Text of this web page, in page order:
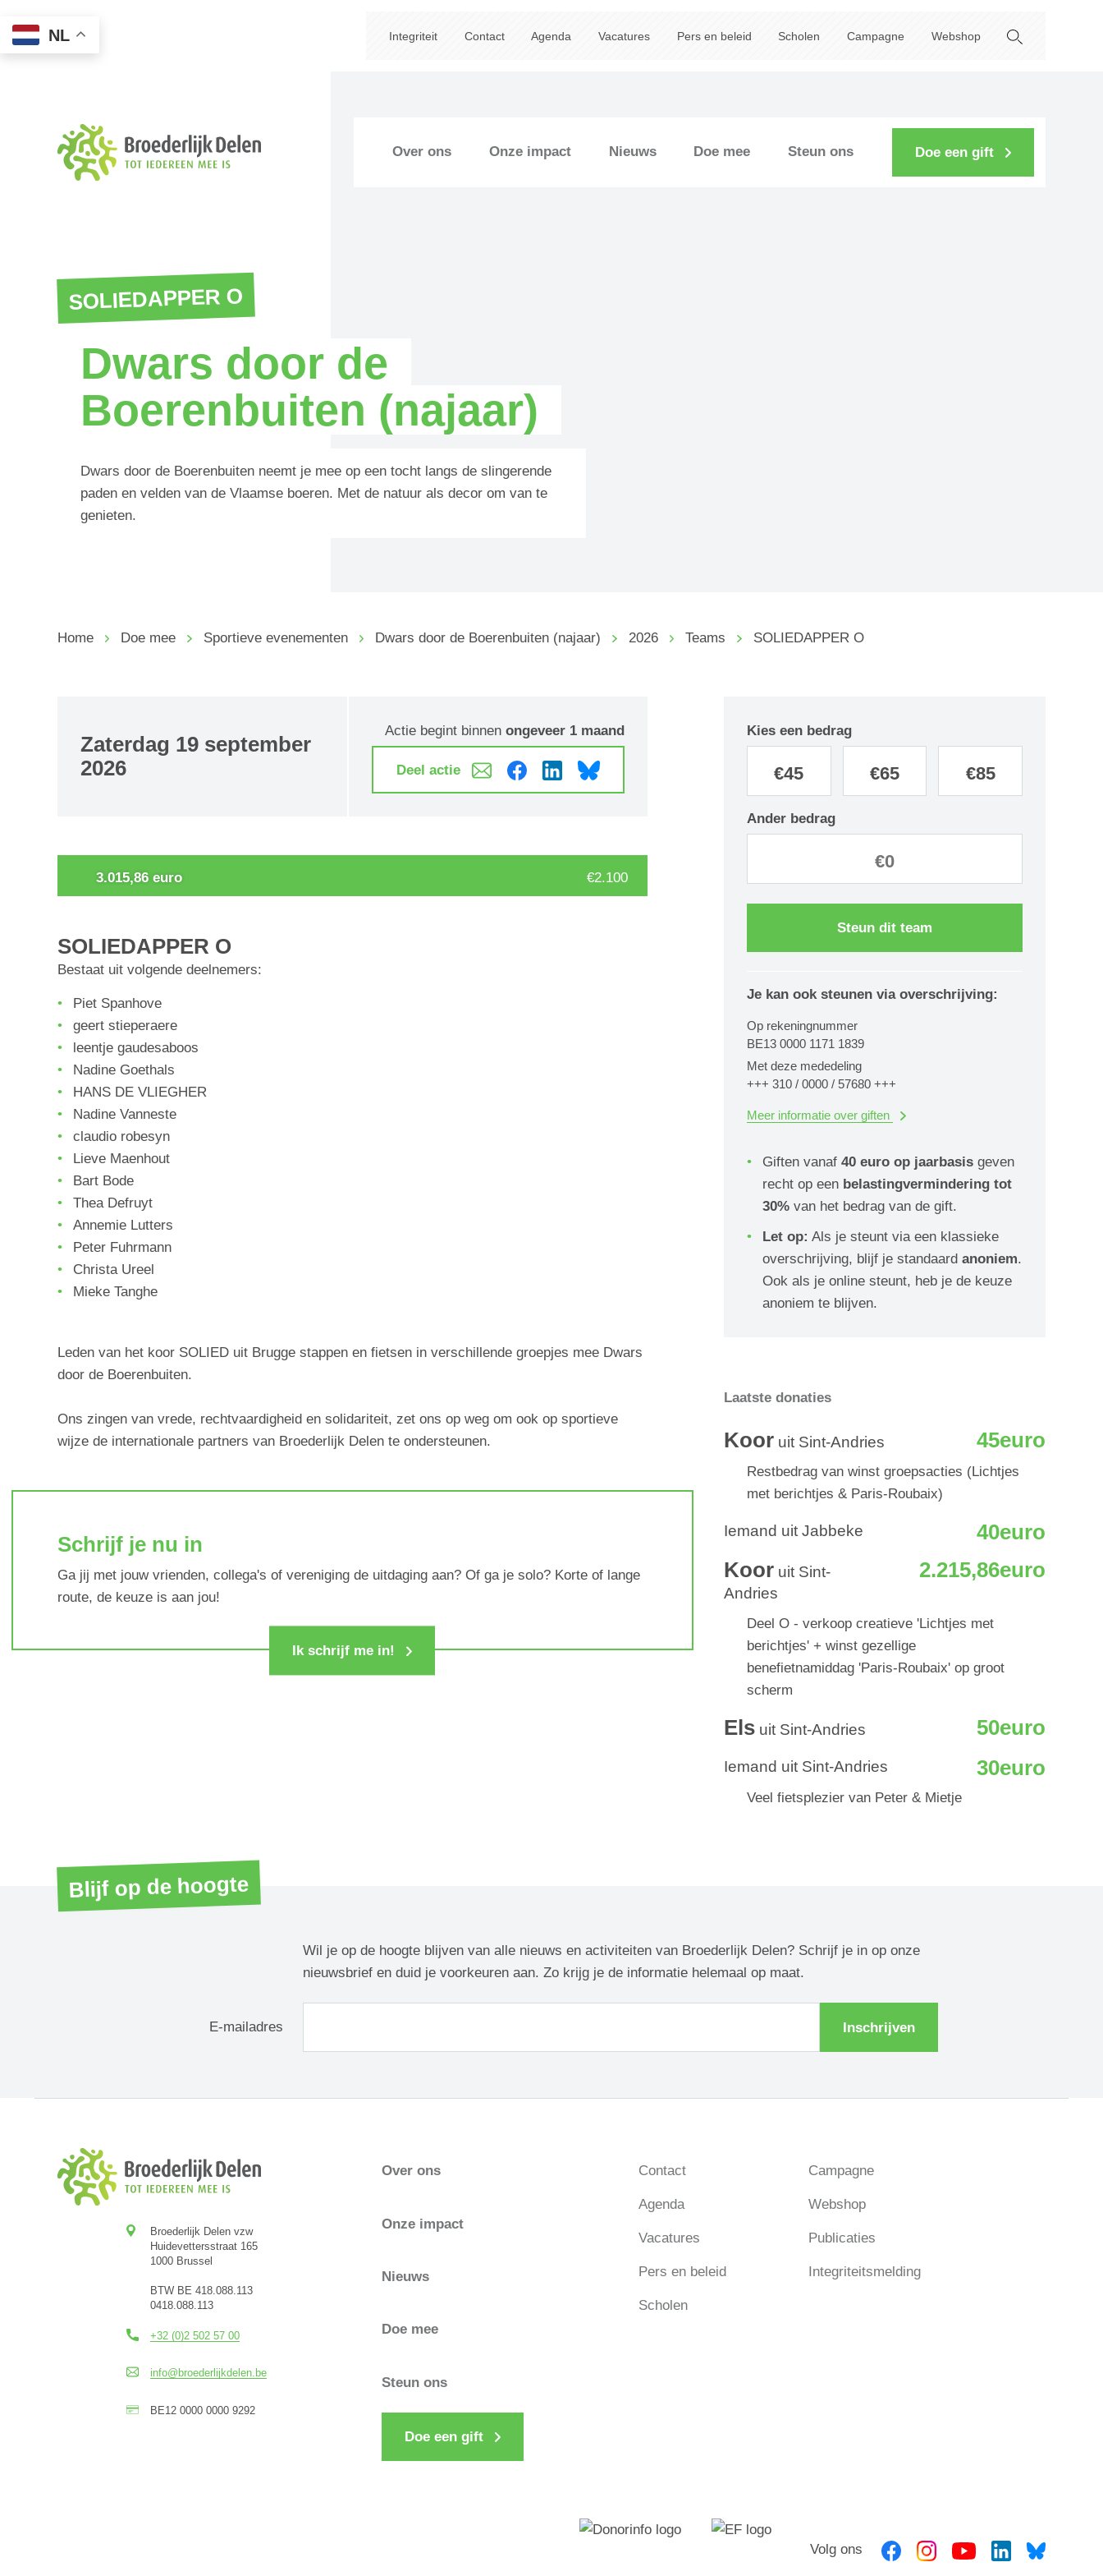
Integriteit Contact Agenda Vacatures Pers en beleid Scholen Campagne Webshop
Over ons Onze impact Nieuws Doe mee Steun ons Doe een gift
SOLIEDAPPER O
Dwars door de
Boerenbuiten (najaar)
Dwars door de Boerenbuiten neemt je mee op een tocht langs de slingerende
paden en velden van de Vlaamse boeren. Met de natuur als decor om van te
genieten.
Home Doe mee Sportieve evenementen Dwars door de Boerenbuiten (najaar) 2026 Teams SOLIEDAPPER O
zaterdag 19 september
2026
Actie begint binnen ongeveer 1 maand
Deel actie
3.015,86 euro €2.100
SOLIEDAPPER O
Bestaat uit volgende deelnemers:
Piet Spanhove
geert stieperaere
leentje gaudesaboos
Nadine Goethals
HANS DE VLIEGHER
Nadine Vanneste
claudio robesyn
Lieve Maenhout
Bart Bode
Thea Defruyt
Annemie Lutters
Peter Fuhrmann
Christa Ureel
Mieke Tanghe
Leden van het koor SOLIED uit Brugge stappen en fietsen in verschillende groepjes mee Dwars
door de Boerenbuiten.
Ons zingen van vrede, rechtvaardigheid en solidariteit, zet ons op weg om ook op sportieve
wijze de internationale partners van Broederlijk Delen te ondersteunen.
Schrijf je nu in
Ga jij met jouw vrienden, collega's of vereniging de uitdaging aan? Of ga je solo? Korte of lange
route, de keuze is aan jou!
Ik schrijf me in!
Kies een bedrag
€45 €65 €85
Ander bedrag
Steun dit team
Je kan ook steunen via overschrijving:
Op rekeningnummer
BE13 0000 1171 1839
Met deze mededeling
+++ 310 / 0000 / 57680 +++
Meer informatie over giften
Giften vanaf 40 euro op jaarbasisgeven
recht op een belastingvermindering tot
30% van het bedrag van de gift.
Let op: Als je steunt via een klassieke
overschrijving, blijf je standaard anoniem.
Ook als je online steunt, heb je de keuze
anoniem te blijven.
Laatste donaties
Kooruit Sint-Andries 45euro
Restbedrag van winst groepsacties (Lichtjes
met berichtjes & Paris-Roubaix)
Iemand uit Jabbeke
40euro
Kooruit Sint-
Andries
2.215,86euro
Deel O - verkoop creatieve 'Lichtjes met
berichtjes' + winst gezellige
benefietnamiddag 'Paris-Roubaix' op groot
scherm
Elsuit Sint-Andries 50euro
Iemand uit Sint-Andries 30euro
Veel fietsplezier van Peter & Mietje
Blijf op de hoogte
Wil je op de hoogte blijven van alle nieuws en activiteiten van Broederlijk Delen? Schrijf je in op onze
nieuwsbrief en duid je voorkeuren aan. Zo krijg je de informatie helemaal op maat.
E-mailadres Inschrijven
Broederlijk Delen vzw
Huidevettersstraat 165
1000 Brussel
BTW BE 418.088.113
0418.088.113
+32 (0)2 502 57 00
info@broederlijkdelen.be
BE12 0000 0000 9292
Over ons
Onze impact
Nieuws
Doe mee
Steun ons
Doe een gift
Contact
Agenda
Vacatures
Pers en beleid
Scholen
Campagne
Webshop
Publicaties
Integriteitsmelding
Volg ons
NL